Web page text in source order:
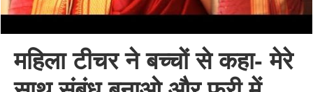
महिला टीचर ने बच्चों से कहा- मेरे